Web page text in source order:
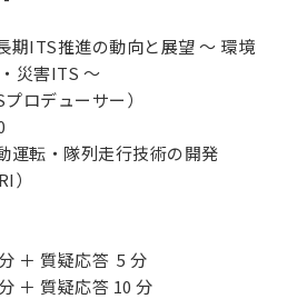
ITS推進の動向と展望 ～ 環境
災害ITS ～
ロデューサー）
転・隊列走行技術の開発
＋ 質疑応答 5 分
＋ 質疑応答 10 分